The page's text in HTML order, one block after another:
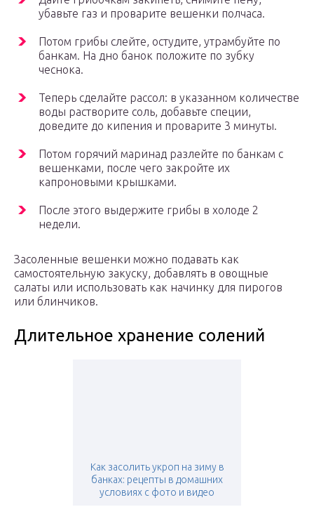
убавьте газ и проварите вешенки полчаса.
Потом грибы слейте, остудите, утрамбуйте по
банкам. На дно банок положите по зубку
чеснока.
Теперь сделайте рассол: в указанном количестве
воды растворите соль, добавьте специи,
доведите до кипения и проварите 3 минуты.
Потом горячий маринад разлейте по банкам с
вешенками, после чего закройте их
капроновыми крышками.
После этого выдержите грибы в холоде 2
недели.
Засоленные вешенки можно подавать как
самостоятельную закуску, добавлять в овощные
салаты или использовать как начинку для пирогов
или блинчиков.
Длительное хранение солений
Как засолить укроп на зиму в
банках: рецепты в домашних
условиях с фото и видео